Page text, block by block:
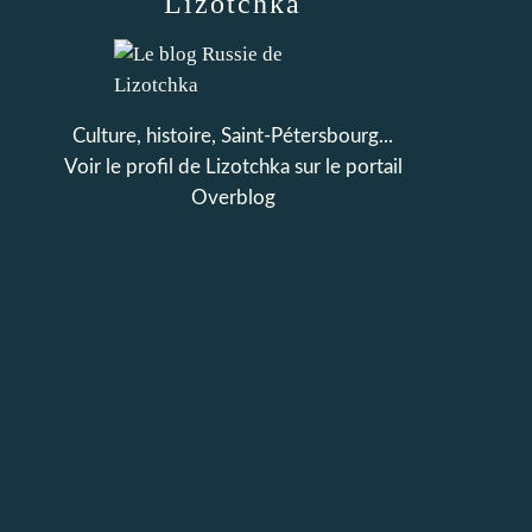
Culture, histoire, Saint-Pétersbourg...
Voir le profil de Lizotchkasur le portail
Overblog